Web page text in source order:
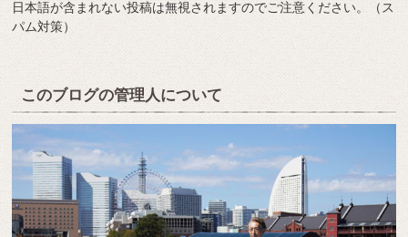
日本語が含まれない投稿は無視されますのでご注意ください。（ス
パム対策）
このブログの管理人について